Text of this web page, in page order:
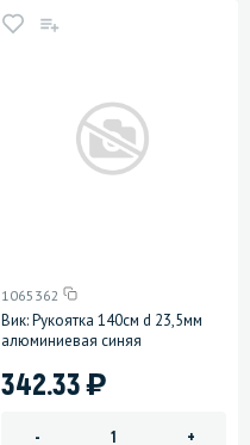
1065362
Вик: Рукоятка 140см d 23,5мм
алюминиевая синяя
342.33)
- +